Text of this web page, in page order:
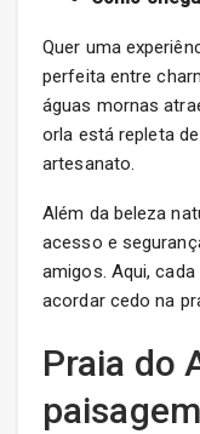
Quer uma
perfeita entre
águas mornas
orla está repleta
artesanato.
Além da beleza
acesso e
amigos. Aqui,
acordar cedo na
Praia do